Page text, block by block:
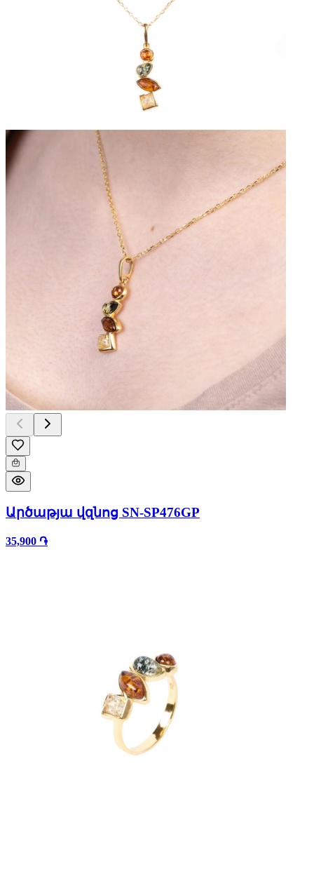
Արծաթյա վզնոց SN-SP476GP
35,900 ֏